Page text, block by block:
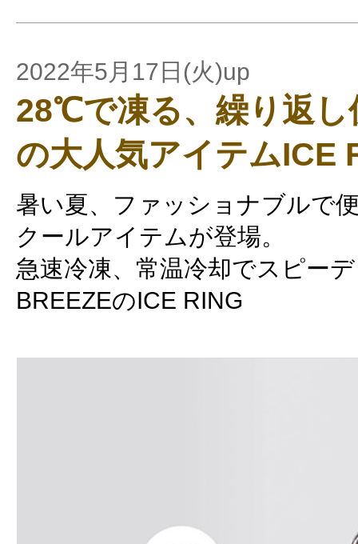
2022年5月17日(火)up
28℃で凍る、繰り返し
の大人気アイテムICE
暑い夏、ファッショナブルで
クールアイテムが登場。
急速冷凍、常温冷却でスピー
BREEZEのICE RING